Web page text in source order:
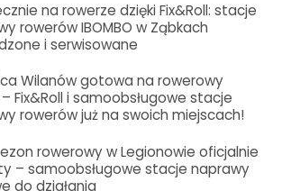
na rowerze dzięki Fix&Roll: stacje
rowerów IBOMBO w Ząbkach
i serwisowane
Wilanów gotowa na rowerowy
Fix&Roll i samoobsługowe stacje
rowerów już na swoich miejscach!
rowerowy w Legionowie oficjalnie
– samoobsługowe stacje naprawy
do działania